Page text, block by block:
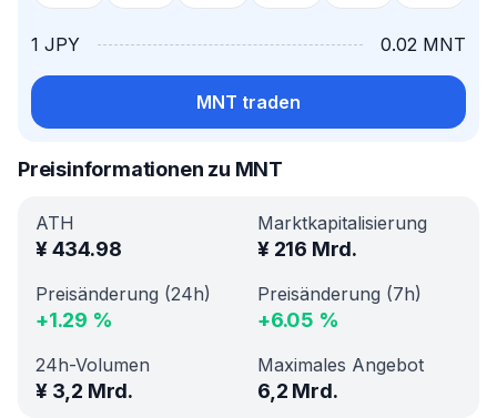
1 JPY 0.02 MNT
MNT traden
Preisinformationen zu MNT
ATH
¥434.98
Marktkapitalisierung
¥ 216 Mrd.
Preisänderung (24h)
+1.29 %
Preisänderung (7h)
+6.05 %
24h-Volumen
¥ 3,2 Mrd.
Maximales Angebot
6,2 Mrd.